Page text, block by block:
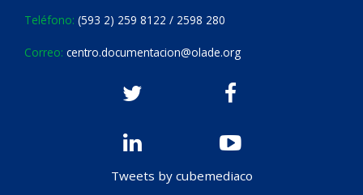
Teléfono: (593 2) 259 8122 / 2598 280
Correo: centro.documentacion@olade.org
Tweets by cubemediaco